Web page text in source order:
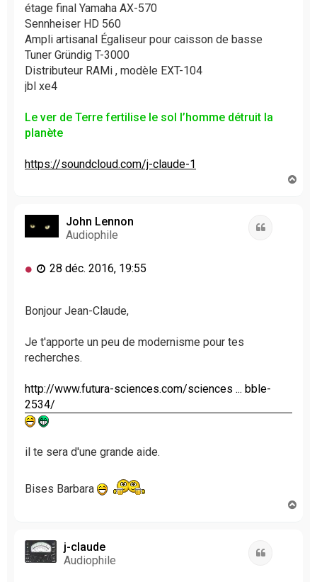
étage final Yamaha AX-570
Sennheiser HD 560
Ampli artisanal Égaliseur pour caisson de basse
Tuner Gründig T-3000
Distributeur RAMi , modèle EXT-104
jbl xe4
Le ver de Terre fertilise le sol l’homme détruit la
planète
https://soundcloud.com/j-claude-1
John Lennon
Audiophile
M
s
e
n
n
l
u
28 déc. 2016, 19:55
Bonjour Jean-Claude,
Je t'apporte un peu de modernisme pour tes
recherches.
http://www.futura-sciences.com/sciences ... bble-
2534/
il te sera d'une grande aide.
Bises Barbara
j-claude
Audiophile